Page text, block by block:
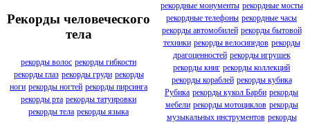
Рекорды человеческого
тела
рекорды волос рекорды гибкости
рекорды глаз рекорды груди рекорды
ноги рекорды ногтей рекорды пирсинга
рекорды рта рекорды татуировки
рекорды тела рекорды языка
рекордные монументы рекордные мосты
рекордные телефоны рекордные часы
рекорды автомобилей рекорды бытовой
техники рекорды велосипедов рекорды
драгоценностей рекорды игрушек
рекорды книг рекорды коллекций
рекорды кораблей рекорды кубика
Рубика рекорды кукол Барби рекорды
мебели рекорды мотоциклов рекорды
музыкальных инструментов рекорды